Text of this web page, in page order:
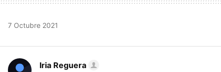
7 Octubre 2021
Iria Reguera